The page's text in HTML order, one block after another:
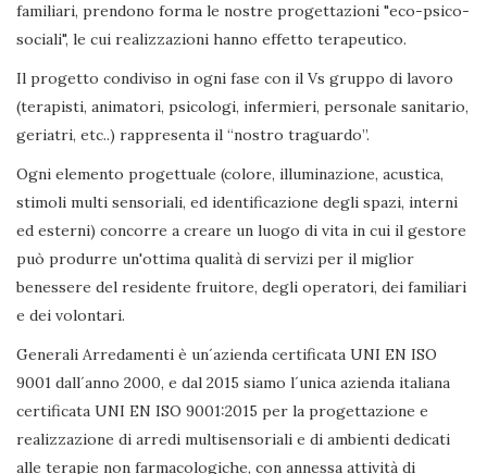
familiari, prendono forma le nostre progettazioni "eco-psico-
sociali", le cui realizzazioni hanno effetto terapeutico.
Il progetto condiviso in ogni fase con il Vs gruppo di lavoro
(terapisti, animatori, psicologi, infermieri, personale sanitario,
geriatri, etc..) rappresenta il “nostro traguardo”.
Ogni elemento progettuale (colore, illuminazione, acustica,
stimoli multi sensoriali, ed identificazione degli spazi, interni
ed esterni) concorre a creare un luogo di vita in cui il gestore
può produrre un'ottima qualità di servizi per il miglior
benessere del residente fruitore, degli operatori, dei familiari
e dei volontari.
Generali Arredamenti è un´azienda certificata UNI EN ISO
9001 dall´anno 2000, e dal 2015 siamo l´unica azienda italiana
certificata UNI EN ISO 9001:2015 per la progettazione e
realizzazione di arredi multisensoriali e di ambienti dedicati
alle terapie non farmacologiche, con annessa attività di